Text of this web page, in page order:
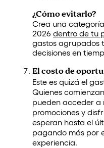
¿Cómo evitarlo?
Crea una
2026 dentro de tu
gastos agrupados
decisiones en
El costo de
Este es quizá el
Quienes
pueden acceder a
promociones y
esperan hasta el
pagando más por
experiencia.